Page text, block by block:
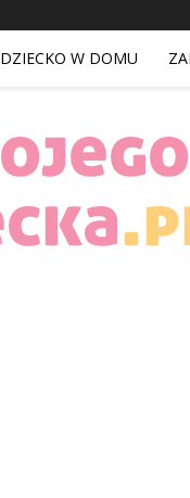
DZIECKO W DOMU